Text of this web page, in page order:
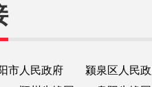
市人民政府 颍泉区人民